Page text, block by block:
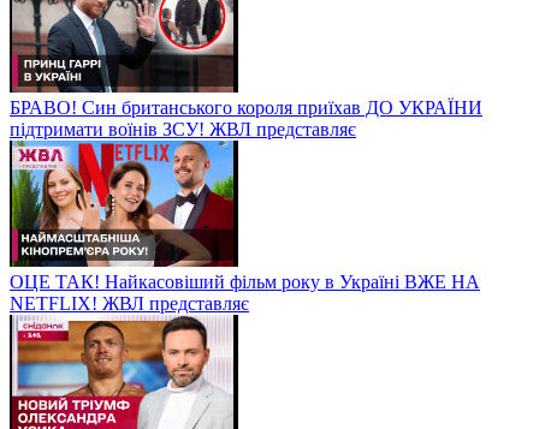
БРАВО! Син британського короля приїхав ДО УКРАЇНИ
підтримати воїнів ЗСУ! ЖВЛ представляє
ОЦЕ ТАК! Найкасовіший фільм року в Україні ВЖЕ НА
NETFLIX! ЖВЛ представляє